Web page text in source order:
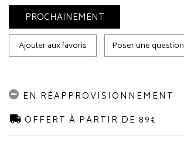
PROCHAINEMENT
Ajouter aux favoris Poser une question
EN RÉAPPROVISIONNEMENT
OFFERT À PARTIR DE 89€